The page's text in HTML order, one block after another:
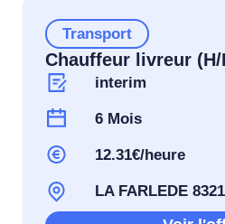
Transport
Chauffeur livreur (H/
interim
6 Mois
12.31€/heure
LA FARLEDE